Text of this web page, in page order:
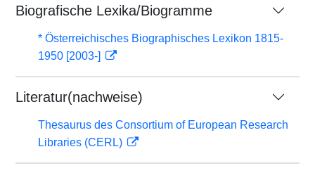
Biografische Lexika/Biogramme
* Österreichisches Biographisches Lexikon 1815-
1950 [2003-]
Literatur(nachweise)
Thesaurus des Consortium of European Research
Libraries (CERL)